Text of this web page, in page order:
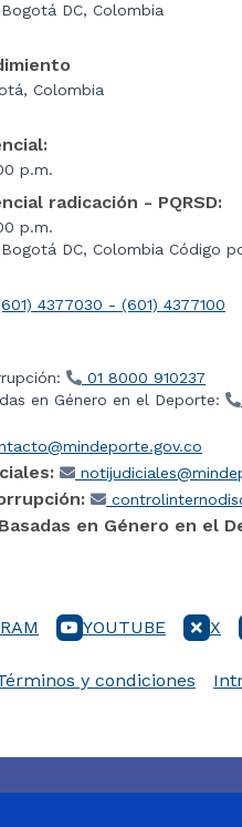
DC, Colombia
Colombia
p.m.
radicación - PQRSD:
p.m.
DC, Colombia Código
4377030 - (601) 4377100
01 8000 910237
en Género en el Deporte:
en Género en el
YOUTUBE X
y condiciones